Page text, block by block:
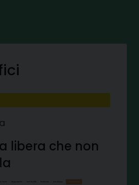
libera che non